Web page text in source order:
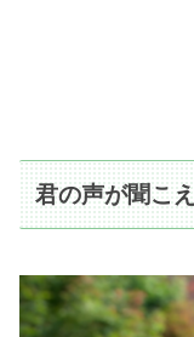
君の声が聞こ